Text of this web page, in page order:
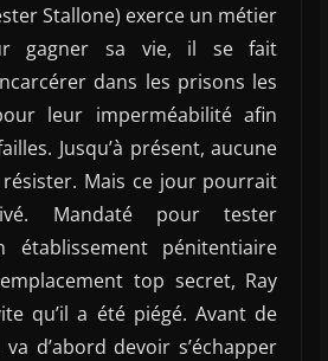
Stallone) exerce un métier
gagner sa vie, il se fait
dans les prisons les
leur imperméabilité afin
Jusqu’à présent, aucune
résister. Mais ce jour pourrait
Mandaté pour tester
établissement pénitentiaire
top secret, Ray
qu’il a été piégé. Avant de
d’abord devoir s’échapper